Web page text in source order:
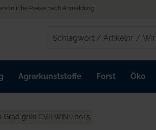
Preise nach Anmeldung
Agrarkunststoffe Forst Öko
grün CVITWIN110015